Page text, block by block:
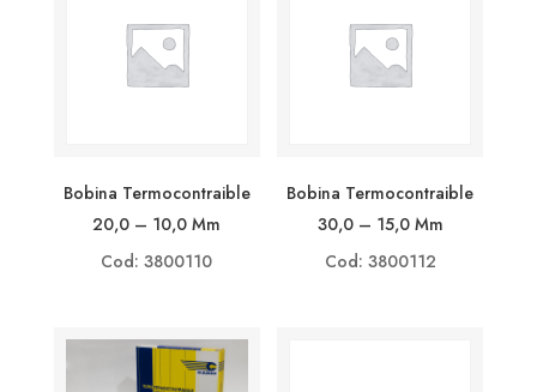
Bobina Termocontraible
20,0 – 10,0 Mm
Cod: 3800110
Bobina Termocontraible
30,0 – 15,0 Mm
Cod: 3800112